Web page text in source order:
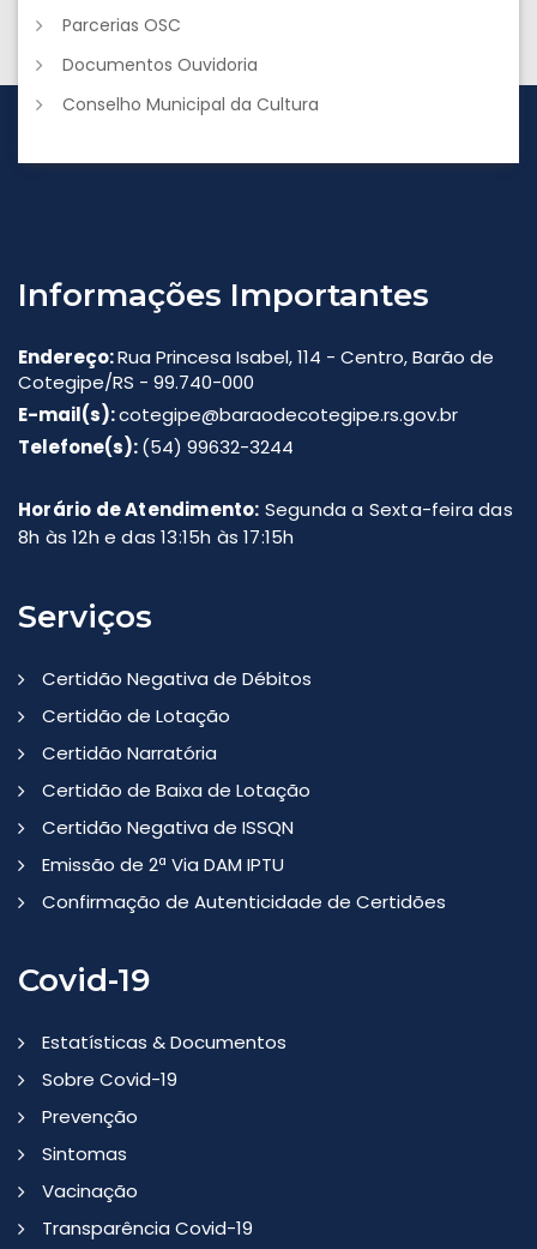
Parcerias OSC
Documentos Ouvidoria
Conselho Municipal da Cultura
Informações Importantes
Endereço:Rua Princesa Isabel, 114 - Centro, Barão de
Cotegipe/RS - 99.740-000
E-mail(s):cotegipe@baraodecotegipe.rs.gov.br
Telefone(s):(54) 99632-3244
Horário de Atendimento: Segunda a Sexta-feira das
8h às 12h e das 13:15h às 17:15h
Serviços
Certidão Negativa de Débitos
Certidão de Lotação
Certidão Narratória
Certidão de Baixa de Lotação
Certidão Negativa de ISSQN
Emissão de 2ª Via DAM IPTU
Confirmação de Autenticidade de Certidões
Covid-19
Estatísticas & Documentos
Sobre Covid-19
Prevenção
Sintomas
Vacinação
Transparência Covid-19